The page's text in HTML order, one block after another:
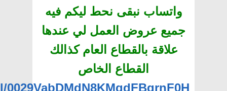
واتساب نبقى نحط ليكم فيه
جميع عروض العمل لي عندها
علاقة بالقطاع العام كذالك
القطاع الخاص